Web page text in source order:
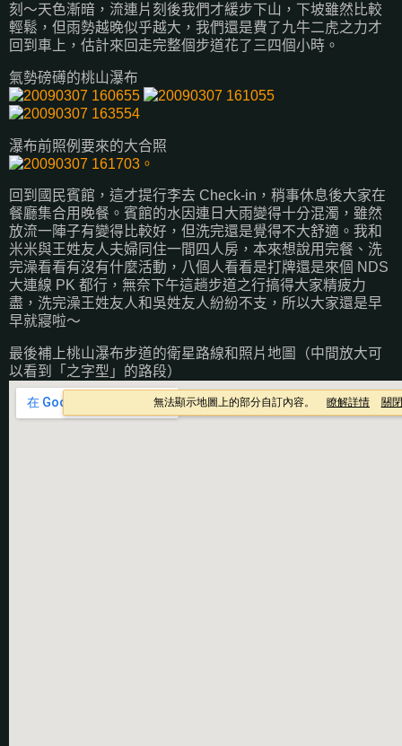
刻～天色漸暗，流連片刻後我們才緩步下山，下坡雖然比較
輕鬆，但雨勢越晚似乎越大，我們還是費了九牛二虎之力才
回到車上，估計來回走完整個步道花了三四個小時。
氣勢磅礡的桃山瀑布
瀑布前照例要來的大合照
回到國民賓館，這才提行李去 Check-in，稍事休息後大家在
餐廳集合用晚餐。賓館的水因連日大雨變得十分混濁，雖然
放流一陣子有變得比較好，但洗完還是覺得不大舒適。我和
米米與王姓友人夫婦同住一間四人房，本來想說用完餐、洗
完澡看看有沒有什麼活動，八個人看看是打牌還是來個 NDS
大連線 PK 都行，無奈下午這趟步道之行搞得大家精疲力
盡，洗完澡王姓友人和吳姓友人紛紛不支，所以大家還是早
早就寢啦～
最後補上桃山瀑布步道的衛星路線和照片地圖（中間放大可
以看到「之字型」的路段）